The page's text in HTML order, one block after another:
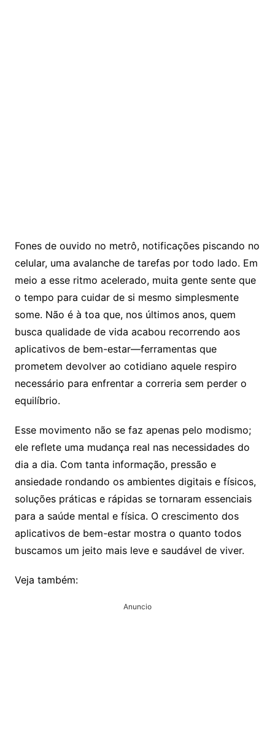
Fones de ouvido no metrô, notificações piscando no
celular, uma avalanche de tarefas por todo lado. Em
meio a esse ritmo acelerado, muita gente sente que
o tempo para cuidar de si mesmo simplesmente
some. Não é à toa que, nos últimos anos, quem
busca qualidade de vida acabou recorrendo aos
aplicativos de bem-estar—ferramentas que
prometem devolver ao cotidiano aquele respiro
necessário para enfrentar a correria sem perder o
equilíbrio.
Esse movimento não se faz apenas pelo modismo;
ele reflete uma mudança real nas necessidades do
dia a dia. Com tanta informação, pressão e
ansiedade rondando os ambientes digitais e físicos,
soluções práticas e rápidas se tornaram essenciais
para a saúde mental e física. O crescimento dos
aplicativos de bem-estar mostra o quanto todos
buscamos um jeito mais leve e saudável de viver.
Veja também:
Anuncio